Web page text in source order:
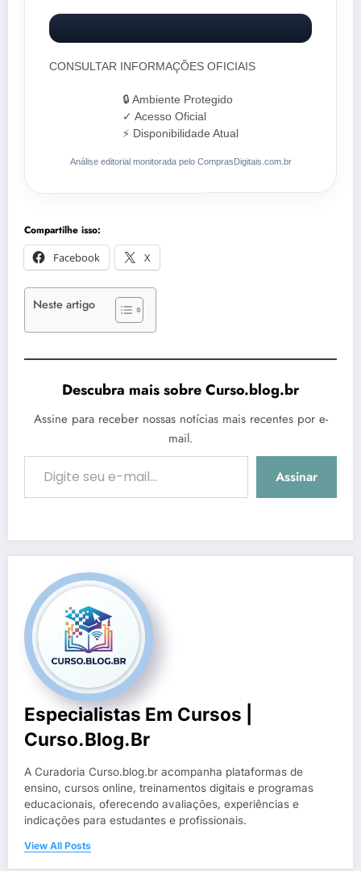
CONSULTAR INFORMAÇÕES OFICIAIS
🔒 Ambiente Protegido
✓ Acesso Oficial
⚡ Disponibilidade Atual
Análise editorial monitorada pelo ComprasDigitais.com.br
Compartilhe isso:
Facebook
X
Neste artigo
Descubra mais sobre Curso.blog.br
Assine para receber nossas notícias mais recentes por e-
mail.
Digite seu e-mail…
Assinar
Especialistas Em Cursos |
Curso.blog.br
A Curadoria Curso.blog.br acompanha plataformas de
ensino, cursos online, treinamentos digitais e programas
educacionais, oferecendo avaliações, experiências e
indicações para estudantes e profissionais.
View All Posts